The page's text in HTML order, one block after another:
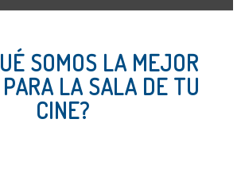
SOMOS LA MEJOR
LA SALA DE TU
CINE?